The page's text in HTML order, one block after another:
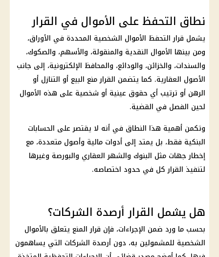
نطاق التحفظ على الأموال في القرار
يشمل قرار التحفظ الأموال الشخصية المحددة في الأوراق،
ومن بينها الأموال النقدية والمنقولة، والأسهم، والصكوك،
والسندات، والخزائن، والودائع، والمحافظ الإلكترونية، إلى جانب
الأصول العقارية. كما يتضمن القرار منع البيع أو التنازل أو
الرهن أو ترتيب أي حقوق عينية أو شخصية على هذه الأموال
لحين الفصل في القضية.
وتكمن أهمية هذا النطاق في أنه لا يقتصر على الحسابات
البنكية فقط، بل يمتد إلى أدوات مالية وأصول متعددة، مع
إخطار جهات مثل البنوك والشهر العقاري والبورصة وغيرها
لتنفيذ القرار كل في حدود اختصاصه.
هل يشمل القرار أرصدة الشركات؟
بحسب ما ورد ضمن الإجراءات، فإن قرار المنع يتعلق بالأموال
الشخصية للمشمولين به، دون أرصدة الشركات التي يساهمون